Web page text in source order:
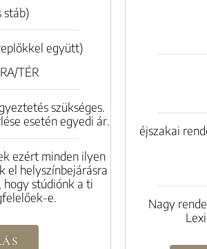
stáb)
együtt)
TÉR
szükséges.
esetén egyedi ár.
ezért minden ilyen
el helyszínbejárásra
hogy stúdiónk a ti
e.
éjszakai
Nagy